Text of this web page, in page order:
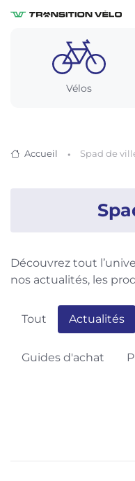
Vélos
Accueil Spad de
Découvrez tout
nos actualités, les
Tout Actualités
Guides d'achat